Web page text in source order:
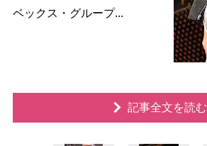
ベックス・グループ...
記事全文を読む